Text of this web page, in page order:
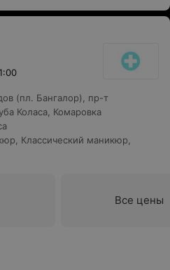
(пл. Бангалор)
пр-т
Коласа Комаровка
Классический маникюр
Все цены